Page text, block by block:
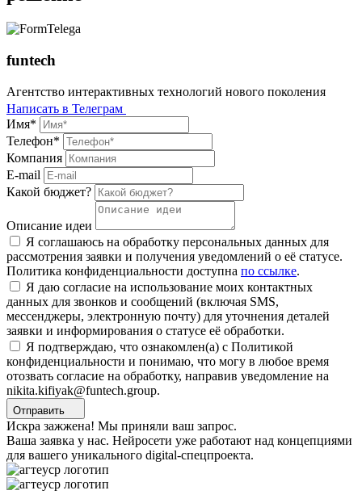
funtech
Агентство интерактивных технологий нового поколения
Написать в Телеграм
Имя*
Телефон*
Компания
E-mail
Какой бюджет?
Описание идеи
Я соглашаюсь на обработку персональных данных для
рассмотрения заявки и получения уведомлений о её статусе.
Политика конфиденциальности доступна по ссылке.
Я даю согласие на использование моих контактных
данных для звонков и сообщений (включая SMS,
мессенджеры, электронную почту) для уточнения деталей
заявки и информирования о статусе её обработки.
Я подтверждаю, что ознакомлен(а) с Политикой
конфиденциальности и понимаю, что могу в любое время
отозвать согласие на обработку, направив уведомление на
nikita.kifiyak@funtech.group.
Отправить
Искра зажжена! Мы приняли ваш запрос.
Ваша заявка у нас. Нейросети уже работают над концепциями
для вашего уникального digital-спецпроекта.